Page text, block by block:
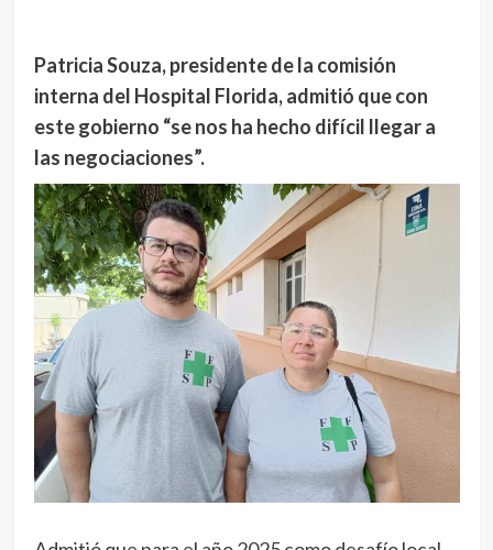
Patricia Souza, presidente de la comisión
interna del Hospital Florida, admitió que con
este gobierno “se nos ha hecho difícil llegar a
las negociaciones”.